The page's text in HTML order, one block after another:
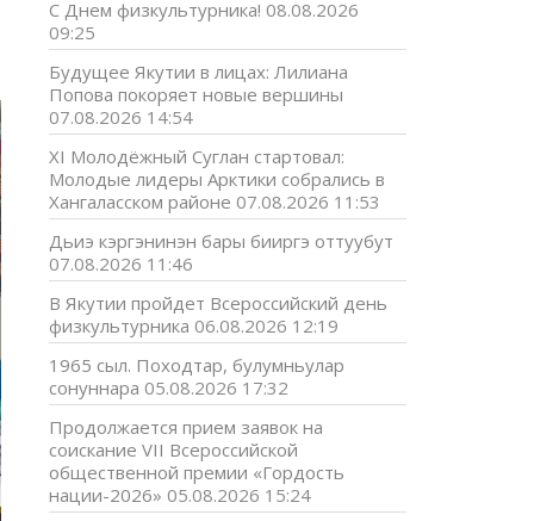
С Днем физкультурника! 08.08.2026
09:25
Будущее Якутии в лицах: Лилиана
Попова покоряет новые вершины
07.08.2026 14:54
XI Молодёжный Суглан стартовал:
Молодые лидеры Арктики собрались в
Хангаласском районе 07.08.2026 11:53
Дьиэ кэргэнинэн бары бииргэ оттуубут
07.08.2026 11:46
В Якутии пройдет Всероссийский день
физкультурника 06.08.2026 12:19
1965 сыл. Походтар, булумньулар
сонуннара 05.08.2026 17:32
Продолжается прием заявок на
соискание VII Всероссийской
общественной премии «Гордость
нации-2026» 05.08.2026 15:24